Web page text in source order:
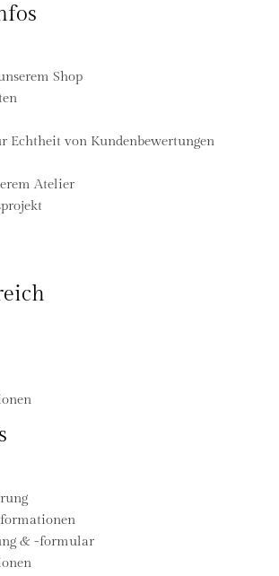
Shop
Echtheit von Kundenbewertungen
Atelier
& -formular